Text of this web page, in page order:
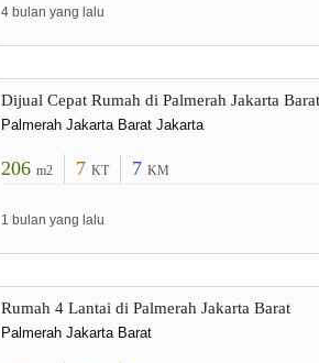
4 bulan yang lalu
Dijual Cepat Rumah di Palmerah Jakarta
Palmerah Jakarta Barat Jakarta
206 m2 7 KT 7 KM
1 bulan yang lalu
Rumah 4 Lantai di Palmerah Jakarta Barat
Palmerah Jakarta Barat